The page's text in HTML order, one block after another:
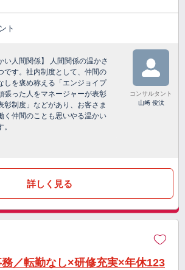
ト
い人間関係】 人間関係の温かさ
です。社内制度として、仲間の
しを褒め称える「エンジョイプ
張った人をマネージャーが表彰
彰制度」などがあり、お客さま
く仲間のことも思いやる温かい
コンサルタント
山﨑 俊汰
詳しく見る
務／転勤なし×研修充実×年休123